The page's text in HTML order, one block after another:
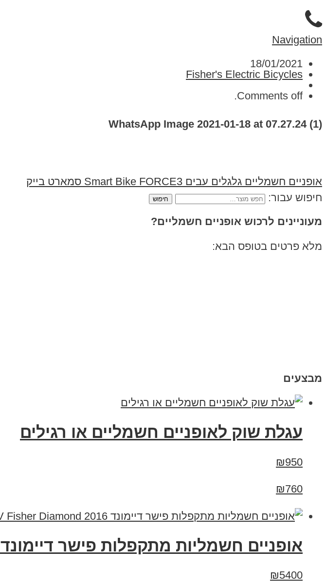
Navigation
18/01/2021
Fisher's Electric Bicycles
Comments off.
WhatsApp Image 2021-01-18 at 07.27.24 (1)
אופניים חשמליים גלגלים עבים Smart Bike FORCE3 סמארט בייק
חיפוש עבור:
מעוניינים לרכוש אופניים חשמליים?
מלא פרטים בטופס הבא:
מבצעים
עגלת שוק לאופניים חשמליים או רגילים
₪950
₪760
אופניים חשמליות מתקפלות פישר דיימונד 2016 48V Fisher Diamond
₪5400